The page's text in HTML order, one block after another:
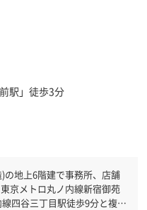
駅 」徒歩3分
の地上6階建で事務所、店舗
四谷三丁目駅徒歩9分と複数